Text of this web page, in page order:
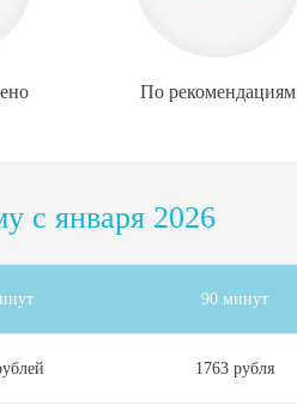
По рекомендациям
с января 2026
90 минут
1763 рубля